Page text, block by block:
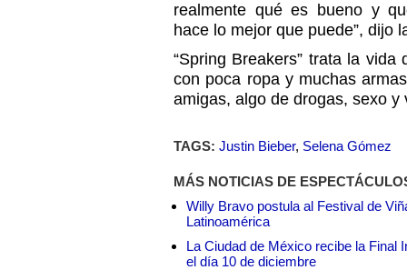
realmente qué es bueno y
hace lo mejor que puede”, dijo
“Spring Breakers” trata la
con poca ropa y muchas
amigas, algo de drogas, sexo y
TAGS: Justin Bieber, Selena Gómez
MÁS NOTICIAS DE
Willy Bravo postula al Festival de
Latinoamérica
La Ciudad de México recibe la Final
el día 10 de diciembre